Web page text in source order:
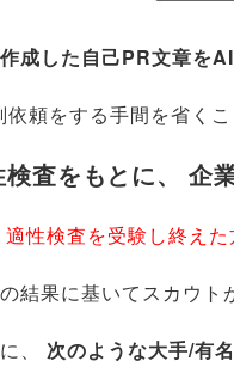
成した自己PR文章を
依頼をする手間を省く
査をもとに、 企
適性検査を受験し終えた
結果に基いてスカウト
次のような大手/有